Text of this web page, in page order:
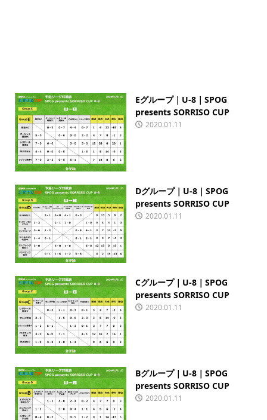
Eグループ｜U-8｜SPOG
presents SORRISO CUP
2020.01.11
Dグループ｜U-8｜SPOG
presents SORRISO CUP
2020.01.11
Cグループ｜U-8｜SPOG
presents SORRISO CUP
2020.01.11
Bグループ｜U-8｜SPOG
presents SORRISO CUP
2020.01.11